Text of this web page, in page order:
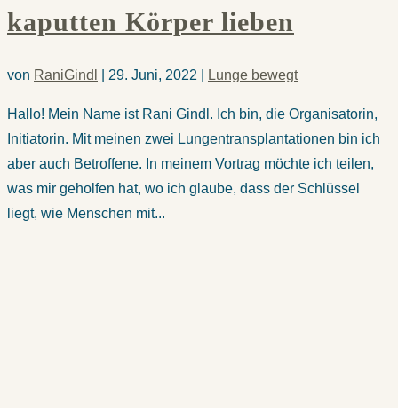
kaputten Körper lieben
von RaniGindl 29. Juni, 2022 Lunge bewegt
Hallo! Mein Name ist Rani Gindl. Ich bin, die Organisatorin,
Initiatorin. Mit meinen zwei Lungentransplantationen bin ich
aber auch Betroffene. In meinem Vortrag möchte ich teilen,
was mir geholfen hat, wo ich glaube, dass der Schlüssel
liegt, wie Menschen mit...